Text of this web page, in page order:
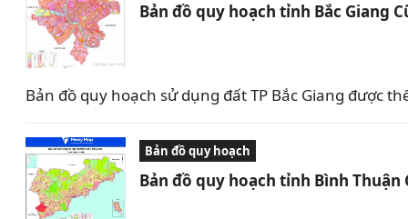
Bản đồ quy hoạch tỉnh Bắc Giang
Bản đồ quy hoạch sử dụng đất TP Bắc Giang được
Bản đồ quy hoạch
Bản đồ quy hoạch tỉnh Bình Thuận